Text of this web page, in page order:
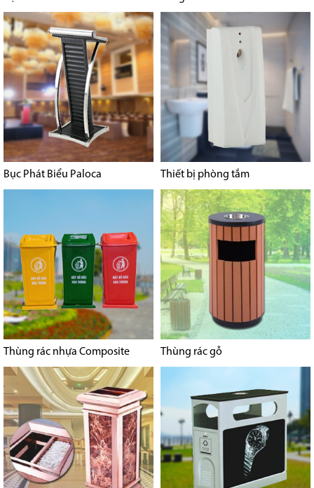
Bục Phát Biểu Paloca Thiết bị phòng tắm
Thùng rác nhựa Composite Thùng rác gỗ